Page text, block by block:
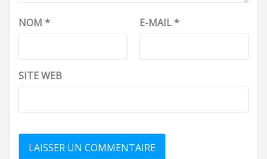
NOM * E-MAIL*
SITE WEB